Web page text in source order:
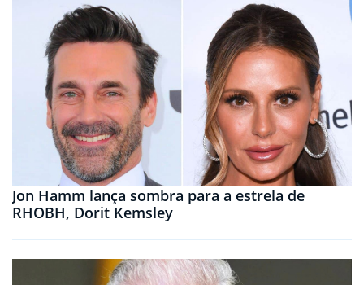
Jon Hamm lança sombra para a estrela de
RHOBH, Dorit Kemsley